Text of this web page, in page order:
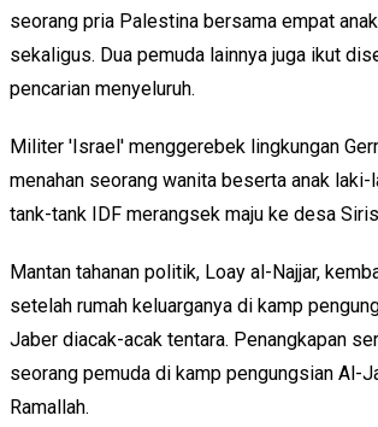
seorang pria Palestina bersama empat
sekaligus. Dua pemuda lainnya juga ikut
pencarian menyeluruh.
Militer 'Israel' menggerebek lingkungan
menahan seorang wanita beserta anak
tank-tank IDF merangsek maju ke desa
Mantan tahanan politik, Loay al-Najjar,
setelah rumah keluarganya di kamp
Jaber diacak-acak tentara. Penangkapan
seorang pemuda di kamp pengungsian Al-
Ramallah.